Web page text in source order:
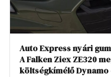
Auto Express nyári
A Falken Ziex ZE320
költségkímélő